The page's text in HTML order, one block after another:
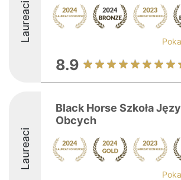
Laureaci
8.9
Laureaci
Black Horse Szkoła
Obcych